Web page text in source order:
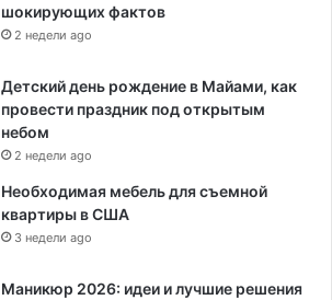
шокирующих фактов
2 недели ago
Детский день рождение в Майами, как
провести праздник под открытым
небом
2 недели ago
Необходимая мебель для съемной
квартиры в США
3 недели ago
Маникюр 2026: идеи и лучшие решения